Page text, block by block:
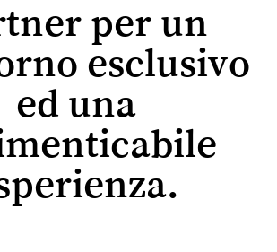
per un
esclusivo
ed una